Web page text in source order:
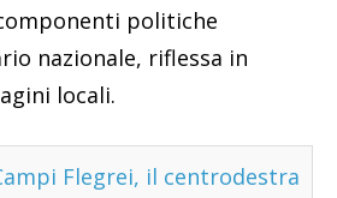
politiche
nazionale, riflessa in
locali.
Flegrei, il centrodestra